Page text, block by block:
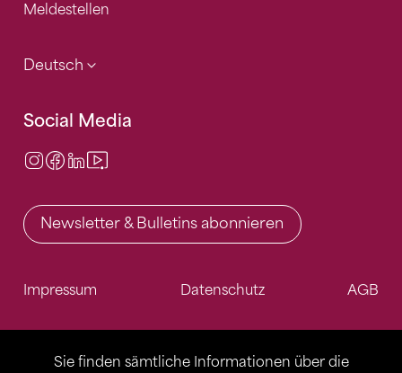
Sie finden sämtliche Informationen über die
Meldestellen
Deutsch
Social Media
Instagram
Facebook
LinkedIn
Newsletter & Bulletins abonnieren
Impressum Datenschutz AGB